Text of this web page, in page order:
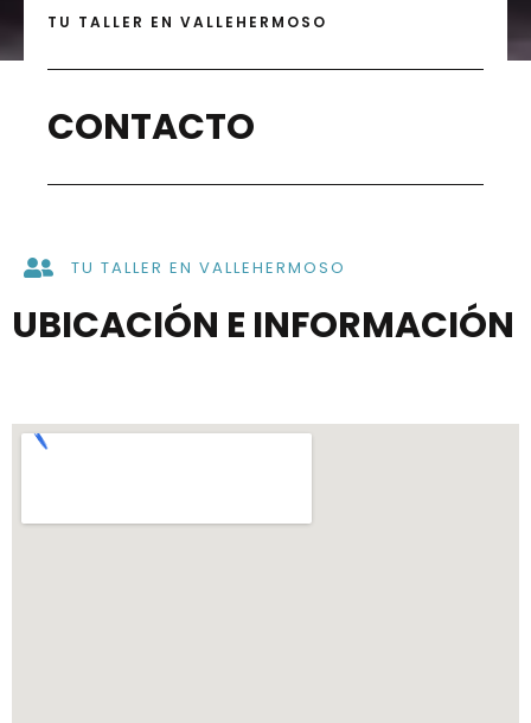
TU TALLER EN VALLEHERMOSO
CONTACTO
TU TALLER EN VALLEHERMOSO
UBICACIÓN E INFORMACIÓN